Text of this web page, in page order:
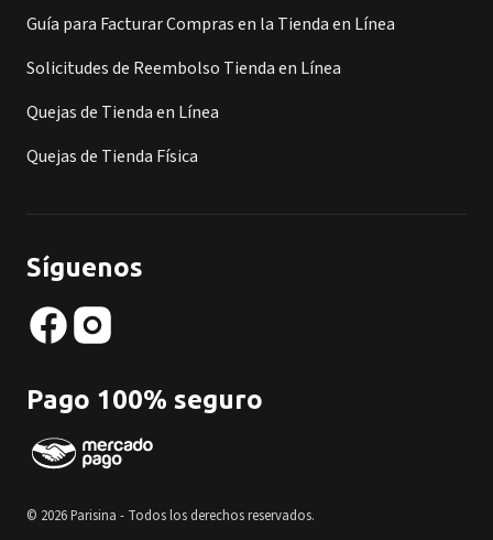
Guía para Facturar Compras en la Tienda en Línea
Solicitudes de Reembolso Tienda en Línea
Quejas de Tienda en Línea
Quejas de Tienda Física
Síguenos
Pago 100% seguro
© 2026 Parisina - Todos los derechos reservados.